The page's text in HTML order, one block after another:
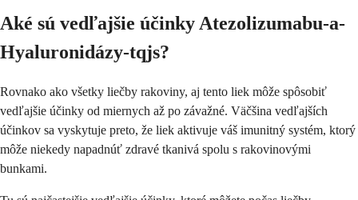
Aké sú vedľajšie účinky Atezolizumabu-a-
Hyaluronidázy-tqjs?
Rovnako ako všetky liečby rakoviny, aj tento liek môže spôsobiť
vedľajšie účinky od miernych až po závažné. Väčšina vedľajších
účinkov sa vyskytuje preto, že liek aktivuje váš imunitný systém, ktorý
môže niekedy napadnúť zdravé tkanivá spolu s rakovinovými
bunkami.